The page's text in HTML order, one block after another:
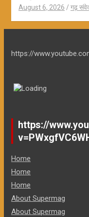
August 6, 2026 गढ़
https://
https://
Home
Home
Home
About Supermag
About Supermag